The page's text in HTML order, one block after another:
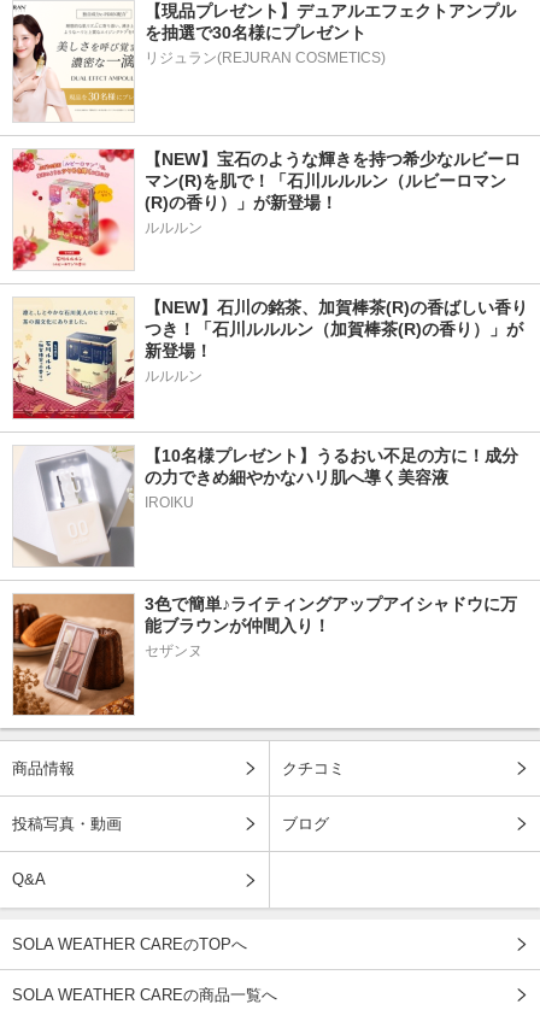
【現品プレゼント】デュアルエフェクトアンプル
を抽選で30名様にプレゼント
リジュラン(REJURAN COSMETICS)
【NEW】宝石のような輝きを持つ希少なルビーロ
マン(R)を肌で！「石川ルルルン（ルビーロマン
(R)の香り）」が新登場！
ルルルン
【NEW】石川の銘茶、加賀棒茶(R)の香ばしい香り
つき！「石川ルルルン（加賀棒茶(R)の香り）」が
新登場！
ルルルン
【10名様プレゼント】うるおい不足の方に！成分
の力できめ細やかなハリ肌へ導く美容液
IROIKU
3色で簡単♪ライティングアップアイシャドウに万
能ブラウンが仲間入り！
セザンヌ
商品情報 クチコミ
投稿写真・動画 ブログ
Q&A
SOLA WEATHER CAREのTOPへ
SOLA WEATHER CAREの商品一覧へ